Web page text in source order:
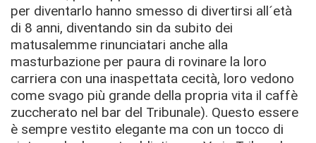
per diventarlo hanno smesso di divertirsi all´età
di 8 anni, diventando sin da subito dei
matusalemme rinunciatari anche alla
masturbazione per paura di rovinare la loro
carriera con una inaspettata cecità, loro vedono
come svago più grande della propria vita il caffè
zuccherato nel bar del Tribunale). Questo essere
è sempre vestito elegante ma con un tocco di